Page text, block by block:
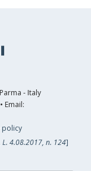
- Italy
Email:
policy
4.08.2017, n. 124]